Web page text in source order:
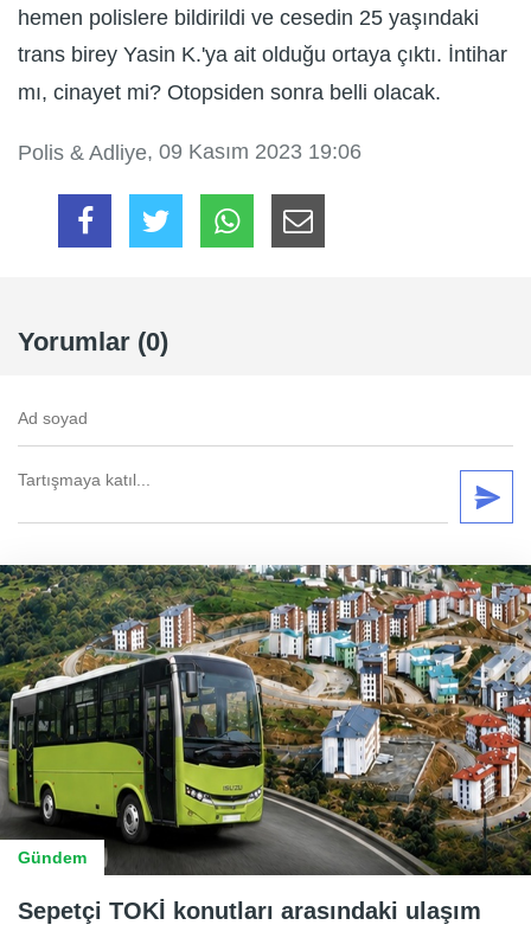
hemen polislere bildirildi ve cesedin 25 yaşındaki
trans birey Yasin K.'ya ait olduğu ortaya çıktı. İntihar
mı, cinayet mi? Otopsiden sonra belli olacak.
Polis & Adliye, 09 Kasım 2023 19:06
Yorumlar (0)
Gündem
Sepetçi TOKİ konutları arasındaki ulaşım